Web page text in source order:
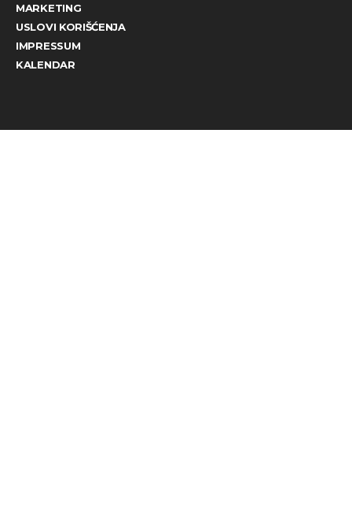
MARKETING
USLOVI KORIŠĆENJA
IMPRESSUM
KALENDAR